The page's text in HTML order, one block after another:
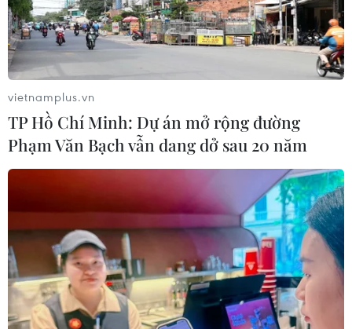
vietnamplus.vn
TP Hồ Chí Minh: Dự án mở rộng đường
Phạm Văn Bạch vẫn dang dở sau 20 năm